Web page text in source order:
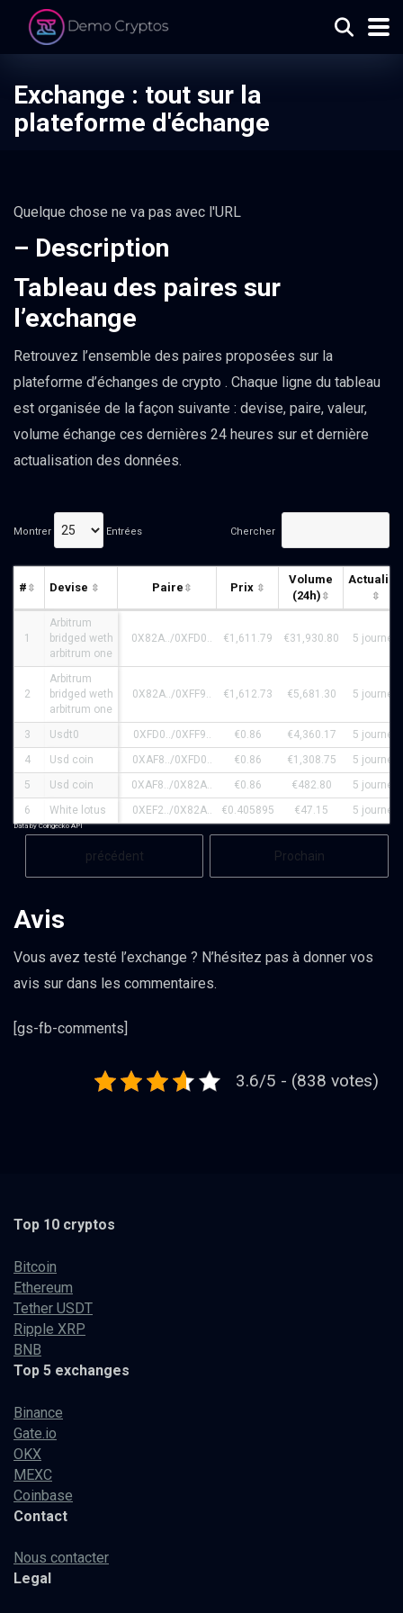
Exchange : tout sur la
plateforme d'échange
Quelque chose ne va pas avec l'URL
– Description
Tableau des paires sur
l’exchange
Retrouvez l’ensemble des paires proposées sur la
plateforme d’échanges de crypto . Chaque ligne du tableau
est organisée de la façon suivante : devise, paire, valeur,
volume échange ces dernières 24 heures sur et dernière
actualisation des données.
Montrer Entrées Chercher
précédent Prochain
# Devise Paire Prix
Volume
(24h)
Actualisé
1
Arbitrum
bridged weth
arbitrum one
0X82A../0XFD0.. €1,611.79 €31,930.80 5 journée
2
Arbitrum
bridged weth
arbitrum one
0X82A../0XFF9.. €1,612.73 €5,681.30 5 journée
3 Usdt0 0XFD0../0XFF9.. €0.86 €4,360.17
5 journée
4
Usd coin 0XAF8../0XFD0.. €0.86 €1,308.75
5 journée
5
Usd coin 0XAF8../0X82A.. €0.86 €482.80
5 journée
6
White lotus 0XEF2../0X82A.. €0.405895 €47.15 5 journée
Data by Coingecko API
Avis
Vous avez testé l’exchange ? N’hésitez pas à donner vos
avis sur dans les commentaires.
[gs-fb-comments]
3.6/5 - (838 votes)
Top 10 cryptos
Bitcoin
Ethereum
Tether USDT
Ripple XRP
BNB
Top 5 exchanges
Binance
Gate.io
OKX
MEXC
Coinbase
Contact
Nous contacter
Legal